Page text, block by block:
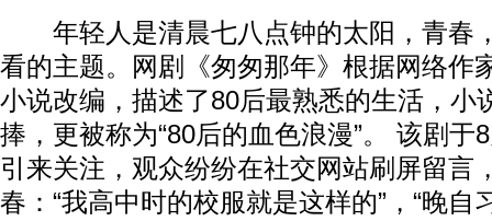
年轻人是清晨七八点钟的太阳，青春
看的主题。网剧《匆匆那年》根据网络作
小说改编，描述了80后最熟悉的生活，小
捧，更被称为“80后的血色浪漫”。 该剧于
引来关注，观众纷纷在社交网站刷屏留言
春：“我高中时的校服就是这样的”，“晚自